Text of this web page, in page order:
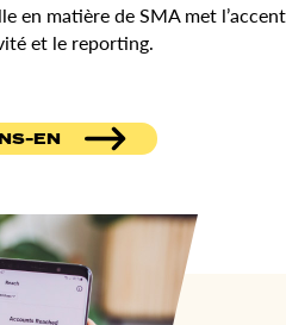
en matière de SMA met l’accent
et le reporting.
EN